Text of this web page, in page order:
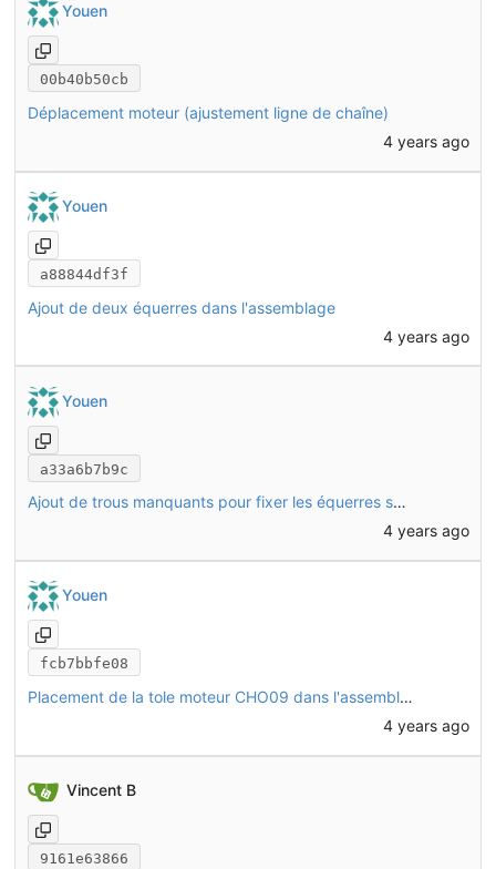
Youen
00b40b50cb
Déplacement moteur (ajustement ligne de chaîne)
4 years ago
Youen
a88844df3f
Ajout de deux équerres dans l'assemblage
4 years ago
Youen
a33a6b7b9c
Ajout de trous manquants pour fixer les équerres sur L08 et M07
4 years ago
Youen
fcb7bbfe08
Placement de la tole moteur CHO09 dans l'assemblage
4 years ago
Vincent B
9161e63866